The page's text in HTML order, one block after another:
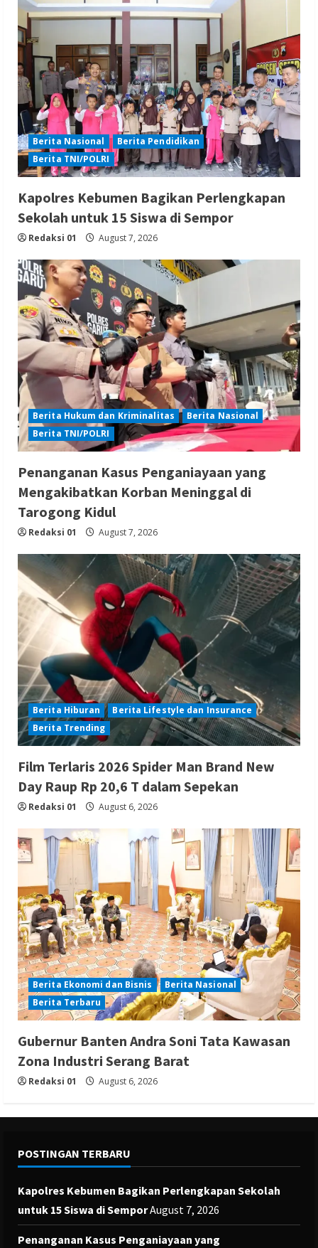
Berita Nasional
Berita Pendidikan
Berita TNI/POLRI
Kapolres Kebumen Bagikan Perlengkapan
Sekolah untuk 15 Siswa di Sempor
Redaksi 01 August 7, 2026
Berita Hukum dan Kriminalitas
Berita Nasional
Berita TNI/POLRI
Penanganan Kasus Penganiayaan yang
Mengakibatkan Korban Meninggal di
Tarogong Kidul
Redaksi 01 August 7, 2026
Berita Hiburan
Berita Lifestyle dan Insurance
Berita Trending
Film Terlaris 2026 Spider Man Brand New
Day Raup Rp 20,6 T dalam Sepekan
Redaksi 01 August 6, 2026
Berita Ekonomi dan Bisnis
Berita Nasional
Berita Terbaru
Gubernur Banten Andra Soni Tata Kawasan
Zona Industri Serang Barat
Redaksi 01 August 6, 2026
POSTINGAN TERBARU
Kapolres Kebumen Bagikan Perlengkapan Sekolah
untuk 15 Siswa di SemporAugust 7, 2026
Penanganan Kasus Penganiayaan yang